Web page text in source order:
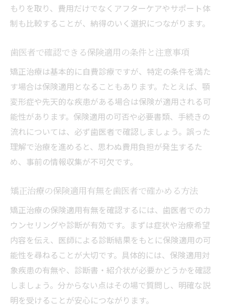
歯医者で診断される保険適用となる矯正治
療例
者に聞く
歯医者が教える保険適用の可否判断ポイン
ト
保険適用可能な矯正治療を歯医者に相談す
るコツ
納得できる矯正治療のための歯医者選びのコツ
信頼できる歯医者を選ぶための矯正治療相
談法
歯医者のカウンセリングで確認すべき矯正
納得して矯正治療を受けるための歯医者比
較ポイント
矯正治療経験のある歯医者を選ぶ際の注意
点
歯医者選びが矯正治療の安心感を高める理
由
もりを取り、費用だけでなくアフターケアやサポート体
制も比較することが、納得のいく選択につながります。
歯医者で確認できる保険適用の条件と注意事項
矯正治療は基本的に自費診療ですが、特定の条件を満た
す場合は保険適用となることもあります。たとえば、顎
変形症や先天的な疾患がある場合は保険が適用される可
能性があります。保険適用の可否や必要書類、手続きの
流れについては、必ず歯医者で確認しましょう。誤った
理解で治療を進めると、思わぬ費用負担が発生するた
め、事前の情報収集が不可欠です。
矯正治療の保険適用有無を歯医者で確かめる方法
矯正治療の保険適用有無を確認するには、歯医者でのカ
ウンセリングや診断が有効です。まずは症状や治療希望
内容を伝え、医師による診断結果をもとに保険適用の可
能性を尋ねることが大切です。具体的には、保険適用対
象疾患の有無や、診断書・紹介状が必要かどうかを確認
しましょう。分からない点はその場で質問し、明確な説
明を受けることが安心につながります。